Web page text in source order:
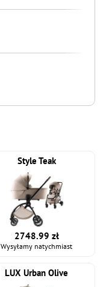
Style Teak
2748.99 zł
Wysyłamy natychmiast
LUX Urban Olive